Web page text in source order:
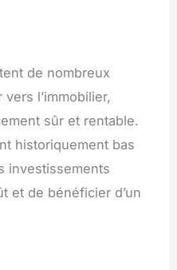
de nombreux
l’immobilier,
sûr et rentable.
historiquement bas
investissements
et de bénéficier d’un